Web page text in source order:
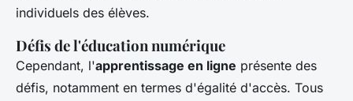
individuels des élèves.
Défis de l'éducation numérique
Cependant, l'apprentissage en ligne présente des
défis, notamment en termes d'égalité d'accès. Tous